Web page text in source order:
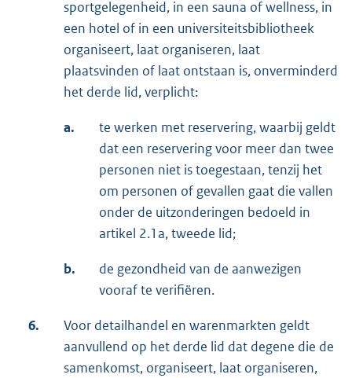
sportgelegenheid, in een sauna of wellness, in
een hotel of in een universiteitsbibliotheek
organiseert, laat organiseren, laat
plaatsvinden of laat ontstaan is, onverminderd
het derde lid, verplicht:
a.
te werken met reservering, waarbij geldt
dat een reservering voor meer dan twee
personen niet is toegestaan, tenzij het
om personen of gevallen gaat die vallen
onder de uitzonderingen bedoeld in
artikel 2.1a, tweede lid;
b.
de gezondheid van de aanwezigen
vooraf te verifiëren.
6.
Voor detailhandel en warenmarkten geldt
aanvullend op het derde lid dat degene die de
samenkomst, organiseert, laat organiseren,